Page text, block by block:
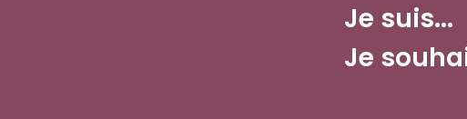
Je suis...
Je